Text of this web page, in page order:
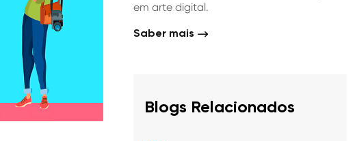
em arte digital.
Saber mais
Blogs Relacionados